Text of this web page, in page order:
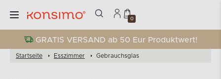
0
GRATIS VERSAND ab 50 Eur Produktwert!
Startseite Esszimmer Gebrauchsglas